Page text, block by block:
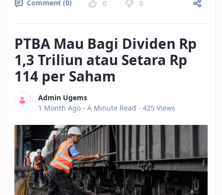
Comment (0) 0 0
PTBA Mau Bagi Dividen Rp
1,3 Triliun atau Setara Rp
114 per Saham
Admin Ugems
Published Date
1 Month Ago - A Minute Read - 425 Views